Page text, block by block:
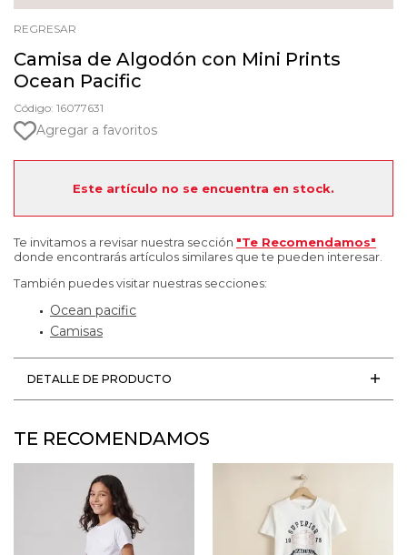
REGRESAR
Camisa de Algodón con Mini Prints
Ocean Pacific
Código: 16077631
Agregar a favoritos
Este artículo no se encuentra en stock.
Te invitamos a revisar nuestra sección "Te Recomendamos"
donde encontrarás artículos similares que te pueden interesar.
También puedes visitar nuestras secciones:
Ocean pacific
Camisas
DETALLE DE PRODUCTO
TE RECOMENDAMOS